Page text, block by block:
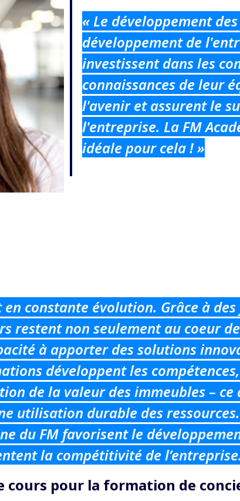
« Le développement
développement de
investissent dans les
connaissances de leur
l'avenir et assurent le
l'entreprise. La FM
idéale pour cela ! »
constante évolution. Grâce à
restent non seulement au coeur
à apporter des solutions
développent les
de la valeur des immeubles –
utilisation durable des
du FM favorisent le
la compétitivité de
cours pour la formation de